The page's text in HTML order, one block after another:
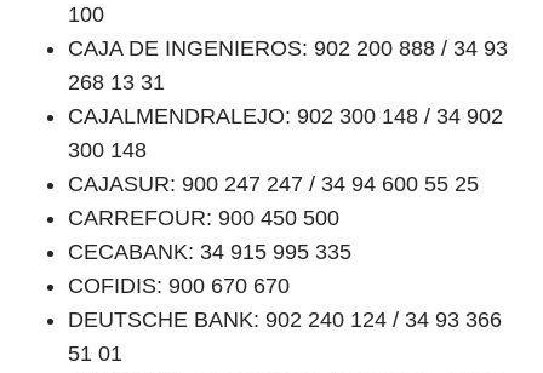
100
CAJA DE INGENIEROS: 902 200 888 / 34 93
268 13 31
CAJALMENDRALEJO: 902 300 148 / 34 902
300 148
CAJASUR: 900 247 247 / 34 94 600 55 25
CARREFOUR: 900 450 500
CECABANK: 34 915 995 335
COFIDIS: 900 670 670
DEUTSCHE BANK: 902 240 124 / 34 93 366
51 01